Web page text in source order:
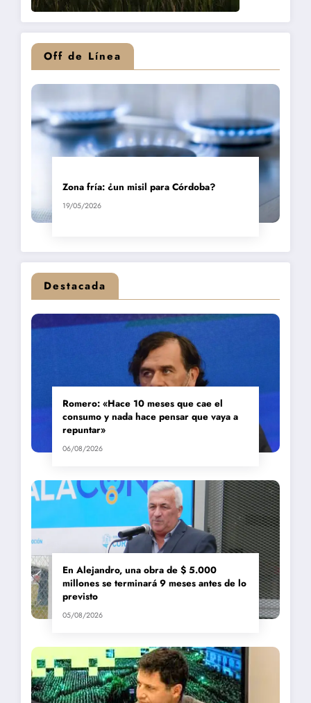
Off de Línea
Zona fría: ¿un misil para Córdoba?
19/05/2026
Destacada
Romero: «Hace 10 meses que cae el
consumo y nada hace pensar que vaya a
repuntar»
06/08/2026
En Alejandro, una obra de $ 5.000
millones se terminará 9 meses antes de lo
previsto
05/08/2026